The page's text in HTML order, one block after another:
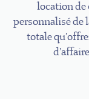
location de
personnalisé de
totale